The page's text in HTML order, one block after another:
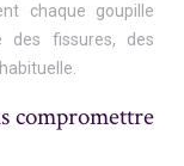
chaque goupille
des fissures, des
compromettre